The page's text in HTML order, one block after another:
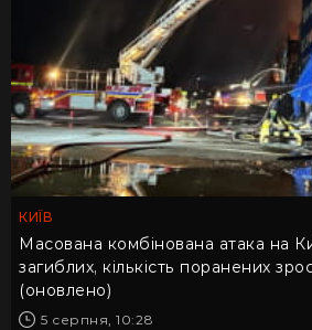
КИЇВ
Масована комбінована атака на
загиблих, кількість поранених
(оновлено)
5 серпня, 10:28